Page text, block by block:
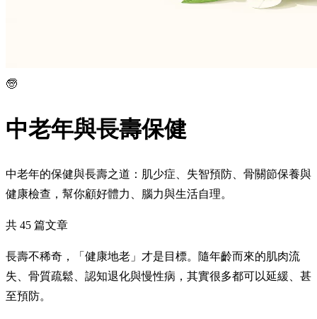
🧓
中老年與長壽保健
中老年的保健與長壽之道：肌少症、失智預防、骨關節保養與
健康檢查，幫你顧好體力、腦力與生活自理。
共 45 篇文章
長壽不稀奇，「健康地老」才是目標。隨年齡而來的肌肉流
失、骨質疏鬆、認知退化與慢性病，其實很多都可以延緩、甚
至預防。